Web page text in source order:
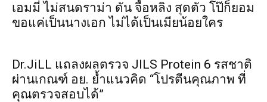
เอมมี่ ไม่สนดราม่า ดัน จื้อหลิง สุดตัว โป๊ก็ยอม
ขอแค่เป็นนางเอก ไม่ได้เป็นเมียน้อยใคร
Dr.JiLL แถลงผลตรวจ JILS Protein 6 รสชาติ
ผ่านเกณฑ์ อย. ย้ำแนวคิด “โปรตีนคุณภาพ ที่
คุณตรวจสอบได้”